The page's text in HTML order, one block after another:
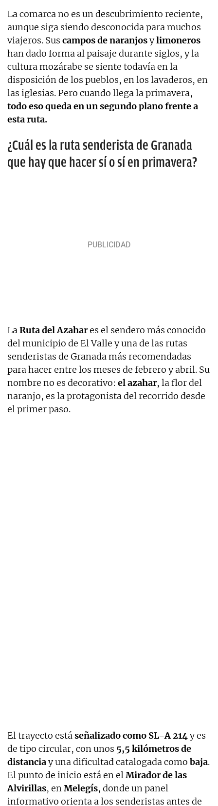
La comarca no es un descubrimiento reciente,
aunque siga siendo desconocida para muchos
viajeros. Sus campos de naranjosylimoneros
han dado forma al paisaje durante siglos, y la
cultura mozárabe se siente todavía en la
disposición de los pueblos, en los lavaderos, en
las iglesias. Pero cuando llega la primavera,
todo eso queda en un segundo plano frente a
esta ruta.
¿Cuál es la ruta senderista de Granada
que hay que hacer sí o sí en primavera?
LaRuta del Azahares el sendero más conocido
del municipio de El Valle y una de las rutas
senderistas de Granada más recomendadas
para hacer entre los meses de febrero y abril. Su
nombre no es decorativo: el azahar, la flor del
naranjo, es la protagonista del recorrido desde
el primer paso.
El trayecto estáseñalizado como SL-A 214y es
de tipo circular, con unos 5,5 kilómetros de
distanciay una dificultad catalogada como baja.
El punto de inicio está en elMirador de las
Alvirillas, enMelegís, donde un panel
informativo orienta a los senderistas antes de